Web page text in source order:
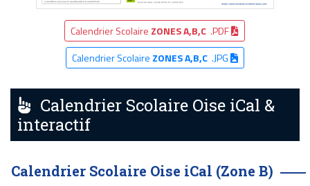
Calendrier Scolaire ZONES A,B,C .PDF
Calendrier Scolaire ZONES A,B,C.JPG
Calendrier Scolaire Oise iCal &
interactif
Calendrier Scolaire Oise iCal (Zone B)